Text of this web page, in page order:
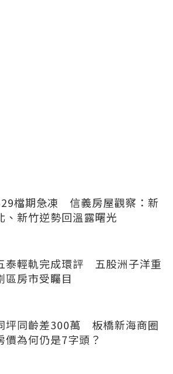
檔期急凍 信義房屋觀察：新
、新竹逆勢回溫露曙光
泰輕軌完成環評 五股洲子洋重
區房市受矚目
坪同齡差300萬 板橋新海商圈
價為何仍是7字頭？